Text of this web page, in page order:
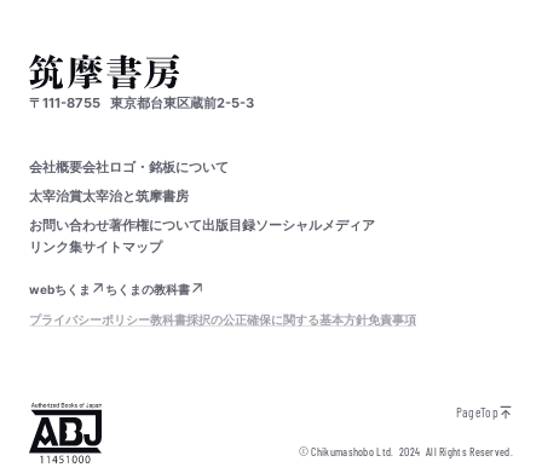
〒111-8755 東京都台東区蔵前2-5-3
会社概要会社ロゴ・銘板について
太宰治賞太宰治と筑摩書房
お問い合わせ著作権について出版目録ソーシャルメディア
リンク集サイトマップ
webちくま
ちくまの教科書
プライバシーポリシー教科書採択の公正確保に関する基本方針免責事項
PageTop
© Chikumashobo Ltd.2024 All Rights Reserved.